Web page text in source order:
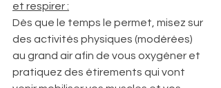
et respirer :
Dès que le temps le permet, misez sur
des activités physiques (modérées)
au grand air afin de vous oxygéner et
pratiquez des étirements qui vont